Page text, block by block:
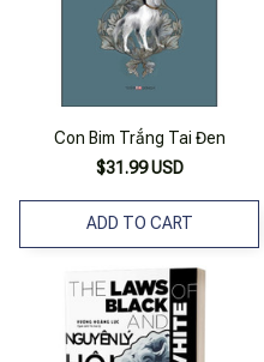
Con Bim Trắng Tai Đen
$31.99 USD
ADD TO CART